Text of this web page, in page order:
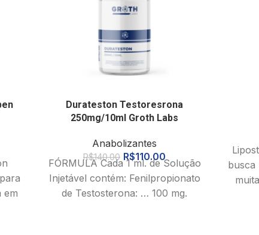
em
Durateston Testoresrona
250mg/10ml Groth Labs
Anabolizantes
R$140.00 R$110.00
FÓRMULA Cada 1 ml. de Solução
Injetável contém: Fenilpropionato
de Testosterona: … 100 mg.
busca